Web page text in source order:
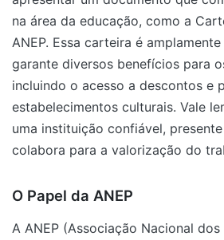
na área da educação, como a
ANEP. Essa carteira é
garante diversos benefícios para
incluindo o acesso a descontos e
estabelecimentos culturais. Vale
uma instituição confiável,
colabora para a valorização do
O Papel da ANEP
A ANEP (Associação Nacional